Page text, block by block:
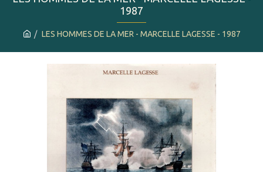
LES HOMMES DE LA MER - MARCELLE LAGESSE - 1987
1987